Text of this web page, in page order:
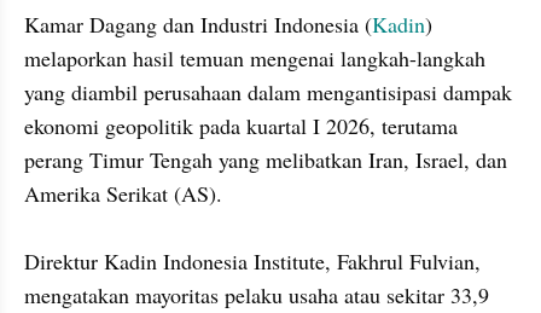
Kamar Dagang dan Industri Indonesia (Kadin)
melaporkan hasil temuan mengenai langkah-langkah
yang diambil perusahaan dalam mengantisipasi dampak
ekonomi geopolitik pada kuartal I 2026, terutama
perang Timur Tengah yang melibatkan Iran, Israel, dan
Amerika Serikat (AS).
Direktur Kadin Indonesia Institute, Fakhrul Fulvian,
mengatakan mayoritas pelaku usaha atau sekitar 33,9